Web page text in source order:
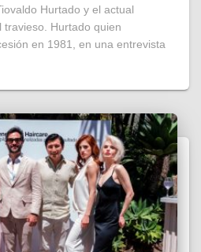
Hurtado y el actual
travieso. Hurtado quien
en 1981, en una entrevista